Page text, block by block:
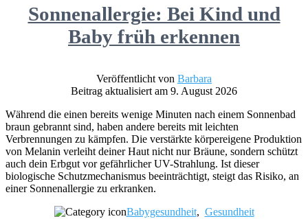
Sonnenallergie: Bei Kind und
Baby früh erkennen
Veröffentlicht von Barbara
Beitrag aktualisiert am 9. August 2026
Während die einen bereits wenige Minuten nach einem Sonnenbad
braun gebrannt sind, haben andere bereits mit leichten
Verbrennungen zu kämpfen. Die verstärkte körpereigene Produktion
von Melanin verleiht deiner Haut nicht nur Bräune, sondern schützt
auch dein Erbgut vor gefährlicher UV-Strahlung. Ist dieser
biologische Schutzmechanismus beeinträchtigt, steigt das Risiko, an
einer Sonnenallergie zu erkranken.
Babygesundheit, Gesundheit